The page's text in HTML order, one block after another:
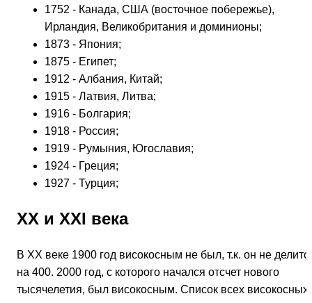
1752 - Канада, США (восточное побережье),
Ирландия, Великобритания и доминионы;
1873 - Япония;
1875 - Египет;
1912 - Албания, Китай;
1915 - Латвия, Литва;
1916 - Болгария;
1918 - Россия;
1919 - Румыния, Югославия;
1924 - Греция;
1927 - Турция;
XX и XXI века
В ХХ веке 1900 год високосным не был, т.к. он не
на 400. 2000 год, с которого начался отсчет нового
тысячелетия, был високосным. Список всех високосных